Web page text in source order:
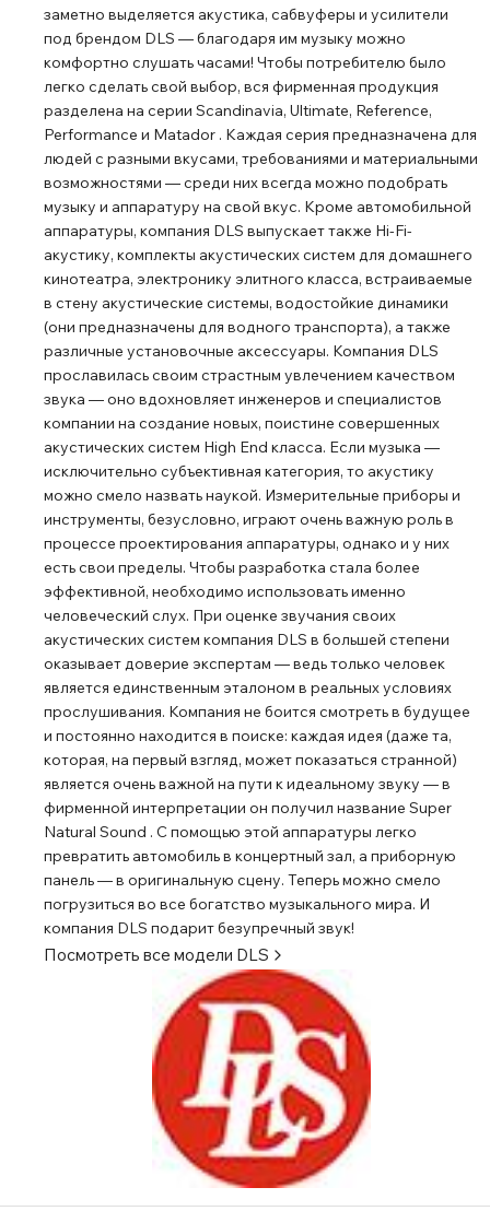
заметно выделяется акустика, сабвуферы и усилители
под брендом DLS ― благодаря им музыку можно
комфортно слушать часами! Чтобы потребителю было
легко сделать свой выбор, вся фирменная продукция
разделена на серии Scandinavia, Ultimate, Reference,
Performance и Matador . Каждая серия предназначена для
людей с разными вкусами, требованиями и материальными
возможностями ― среди них всегда можно подобрать
музыку и аппаратуру на свой вкус. Кроме автомобильной
аппаратуры, компания DLS выпускает также Hi-Fi-
акустику, комплекты акустических систем для домашнего
кинотеатра, электронику элитного класса, встраиваемые
в стену акустические системы, водостойкие динамики
(они предназначены для водного транспорта), а также
различные установочные аксессуары. Компания DLS
прославилась своим страстным увлечением качеством
звука ― оно вдохновляет инженеров и специалистов
компании на создание новых, поистине совершенных
акустических систем High End класса. Если музыка ―
исключительно субъективная категория, то акустику
можно смело назвать наукой. Измерительные приборы и
инструменты, безусловно, играют очень важную роль в
процессе проектирования аппаратуры, однако и у них
есть свои пределы. Чтобы разработка стала более
эффективной, необходимо использовать именно
человеческий слух. При оценке звучания своих
акустических систем компания DLS в большей степени
оказывает доверие экспертам ― ведь только человек
является единственным эталоном в реальных условиях
прослушивания. Компания не боится смотреть в будущее
и постоянно находится в поиске: каждая идея (даже та,
которая, на первый взгляд, может показаться странной)
является очень важной на пути к идеальному звуку ― в
фирменной интерпретации он получил название Super
Natural Sound . С помощью этой аппаратуры легко
превратить автомобиль в концертный зал, а приборную
панель ― в оригинальную сцену. Теперь можно смело
погрузиться во все богатство музыкального мира. И
компания DLS подарит безупречный звук!
Посмотреть все модели DLS